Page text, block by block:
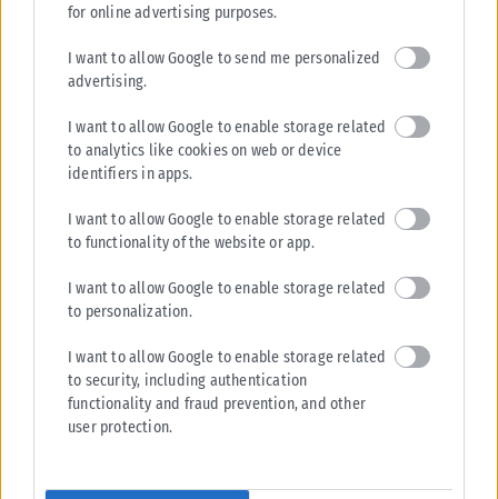
for online advertising purposes.
I want to allow Google to send me personalized
advertising.
I want to allow Google to enable storage related
to analytics like cookies on web or device
identifiers in apps.
I want to allow Google to enable storage related
to functionality of the website or app.
I want to allow Google to enable storage related
to personalization.
I want to allow Google to enable storage related
to security, including authentication
functionality and fraud prevention, and other
user protection.
Εορτολόγιο σήμερα 11 Μαΐου: Ποιοι γιορτάζουν αυτή τη
Δευτέρα
Οι Άγιοι που τιμά η Εκκλησία, τα ονόματα που γιορτάζουν και τα
σημαντικότερα γεγονότα της ημέρας Σήμερα, Δευτέρα 11 Μαΐου,...
ΑΝΑΡΤΉΘΗΚΕ ΑΠΌ ΣΤΈΛΛΑ ΛΊΤΑΙΝΑ